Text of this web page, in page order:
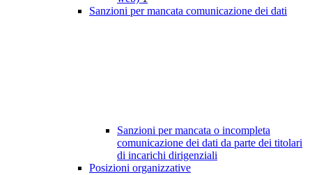
Sanzioni per mancata comunicazione dei dati
Sanzioni per mancata o incompleta
comunicazione dei dati da parte dei titolari
di incarichi dirigenziali
Posizioni organizzative